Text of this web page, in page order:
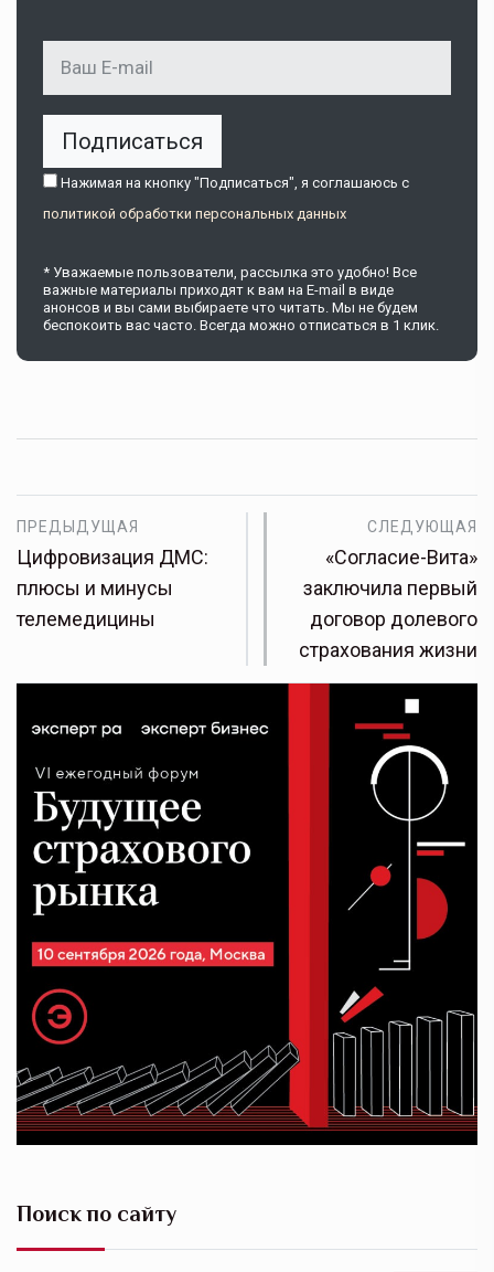
Подписаться
Нажимая на кнопку "Подписаться", я соглашаюсь c
политикой обработки персональных данных
* Уважаемые пользователи, рассылка это удобно! Все
важные материалы приходят к вам на E-mail в виде
анонсов и вы сами выбираете что читать. Мы не будем
беспокоить вас часто. Всегда можно отписаться в 1 клик.
ПРЕДЫДУЩАЯ
Цифровизация ДМС:
плюсы и минусы
телемедицины
СЛЕДУЮЩАЯ
«Согласие-Вита»
заключила первый
договор долевого
страхования жизни
Поиск по сайту